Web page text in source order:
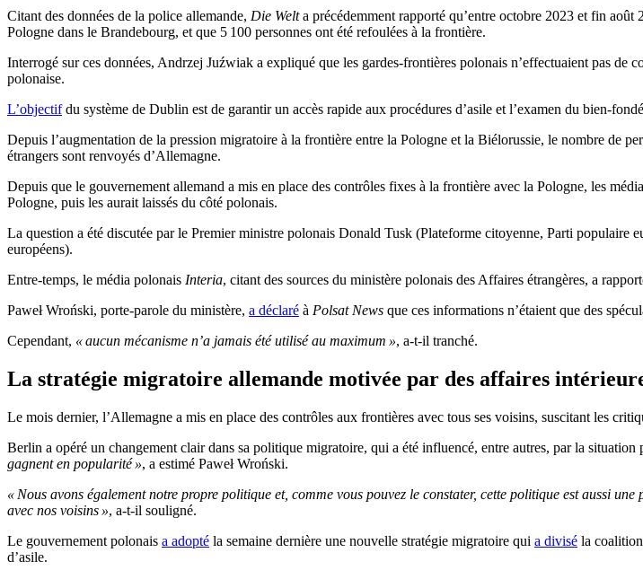
Citant des données de la police allemande, Die Welta précédemment rapporté qu’entre octobre 2023 et fin août
Pologne dans le Brandebourg, et que 5 100 personnes ont été refoulées à la frontière.
Interrogé sur ces données, Andrzej Juźwiak a expliqué que les gardes-frontières polonais n’effectuaient pas de
polonaise.
L’objectifdu système de Dublin est de garantir un accès rapide aux procédures d’asile et l’examen du bien-
Depuis l’augmentation de la pression migratoire à la frontière entre la Pologne et la Biélorussie, le nombre de
étrangers sont renvoyés d’Allemagne.
Depuis que le gouvernement allemand a mis en place des contrôles fixes à la frontière avec la Pologne, les
Pologne, puis les aurait laissés du côté polonais.
La question a été discutée par le Premier ministre polonais Donald Tusk (Plateforme citoyenne, Parti populaire
européens).
Entre-temps, le média polonais Interia, citant des sources du ministère polonais des Affaires étrangères, a
Paweł Wroński, porte-parole du ministère, a déclaré à Polsat News que ces informations n’étaient que des
Cependant, « aucun mécanisme n’a jamais été utilisé au maximum », a-t-il tranché.
La stratégie migratoire allemande motivée par des affaires
Le mois dernier, l’Allemagne a mis en place des contrôles aux frontières avec tous ses voisins, suscitant les
Berlin a opéré un changement clair dans sa politique migratoire, qui a été influencé, entre autres, par la situation
gagnent en popularité », a estimé Paweł Wroński.
« Nous avons également notre propre politique et, comme vous pouvez le constater, cette politique est aussi
avec nos voisins », a-t-il souligné.
Le gouvernement polonais a adopté la semaine dernière une nouvelle stratégie migratoire qui a divisé la
d’asile.